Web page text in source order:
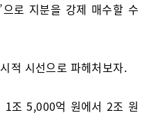
로 지분을 강제 매수할 수
적 시선으로 파헤처보자.
1조 5,000억 원에서 2조 원